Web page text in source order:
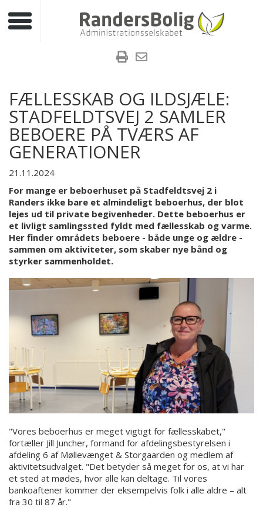
Toggle navigation
FÆLLESSKAB OG ILDSJÆLE:
STADFELDTSVEJ 2 SAMLER
BEBOERE PÅ TVÆRS AF
GENERATIONER
21.11.2024
For mange er beboerhuset på Stadfeldtsvej 2 i
Randers ikke bare et almindeligt beboerhus, der blot
lejes ud til private begivenheder. Dette beboerhus er
et livligt samlingssted fyldt med fællesskab og varme.
Her finder områdets beboere - både unge og ældre -
sammen om aktiviteter, som skaber nye bånd og
styrker sammenholdet.
"Vores beboerhus er meget vigtigt for fællesskabet,"
fortæller Jill Juncher, formand for afdelingsbestyrelsen i
afdeling 6 af Møllevænget & Storgaarden og medlem af
aktivitetsudvalget. "Det betyder så meget for os, at vi har
et sted at mødes, hvor alle kan deltage. Til vores
bankoaftener kommer der eksempelvis folk i alle aldre – alt
fra 30 til 87 år."